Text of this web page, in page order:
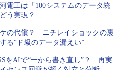
電工は「100システムのデータ統
う実現？
の代償？ ニチレイショックの裏
る“ド級のデータ漏えい”
をAIで“一から書き直し”？ 再実